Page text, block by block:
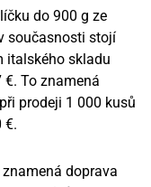
do 900 g ze
současnosti stojí
italského skladu
To znamená
prodeji 1 000 kusů
€.
doprava